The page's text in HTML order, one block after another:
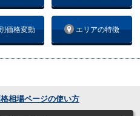
価格変動 エリアの特徴
相場ページの使い方